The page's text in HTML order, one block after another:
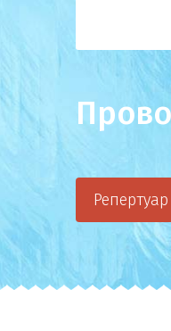
Репертуар